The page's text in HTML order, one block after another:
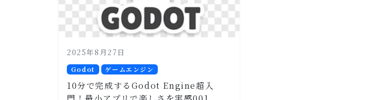
2025年8月27日
Godot ゲームエンジン
10分で完成するGodot Engine超入